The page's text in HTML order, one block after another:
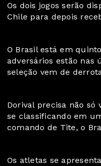
Os dois jogos serão
Chile para depois
O Brasil está em
adversários estão nas
seleção vem de
Dorival precisa não
se classificando em
comando de Tite, o
Os atletas se